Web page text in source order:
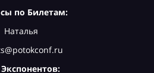
по Билетам:
Наталья